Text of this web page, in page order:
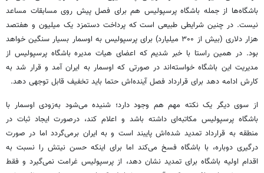
باشگاه‌ها از جمله باشگاه پرسپولیس هم برای فصل پیش روی مسابقات مساعد
نیست. در چنین شرایطی طبیعی است که پرداخت دستمزد یک میلیون و هفتصد
هزار دلاری (بیش از ۳۰۰ میلیارد) برای پرسپولیس به اوسمار بسیار سنگین خواهد
بود. در همین راستا با خبر شدیم که اعضای هیات مدیره باشگاه پرسپولیس از
مدیریت این باشگاه خواسته‌اند در صورتی که اوسمار به ایران آمد و قرار شد به
کارش ادامه دهد برای قرارداد فصل آینده‌اش حتما باید تخفیف قابل توجهی دهد.
از سوی دیگر یک نکته مهم هم وجود دارد؛ شنیده می‌شود به‌زودی اوسمار با
باشگاه پرسپولیس مکاتبه‌ای داشته باشد و اعلام کند، درصورت ایجاد ثبات در
منطقه به قرارداد تمدید شده‌اش پایبند است و به ایران برمی‌گردد اما در صورت
درگیری دوباره، با باشگاه فسخ می‌کند اما برای اینکه حسن نیتش را نسبت به
اقدام اولیه باشگاه برای تمدید نشان دهد، از پرسپولیس غرامت نمی‌گیرد و فقط